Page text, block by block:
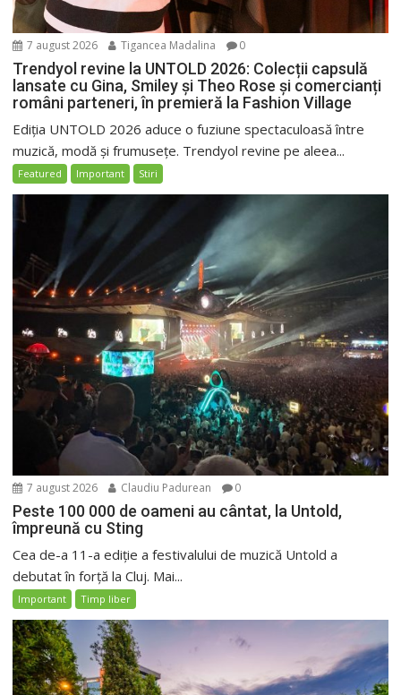
7 august 2026 Tigancea Madalina 0
Trendyol revine la UNTOLD 2026: Colecții capsulă
lansate cu Gina, Smiley și Theo Rose și comercianți
români parteneri, în premieră la Fashion Village
Ediția UNTOLD 2026 aduce o fuziune spectaculoasă între
muzică, modă și frumusețe. Trendyol revine pe aleea...
Featured Important Stiri
7 august 2026 Claudiu Padurean 0
Peste 100 000 de oameni au cântat, la Untold,
împreună cu Sting
Cea de-a 11-a ediție a festivalului de muzică Untold a
debutat în forță la Cluj. Mai...
Important Timp liber